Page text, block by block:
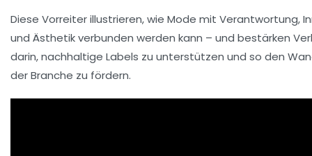
Diese Vorreiter illustrieren, wie Mode mit Verantwortung,
und Ästhetik verbunden werden kann – und bestärken
darin, nachhaltige Labels zu unterstützen und so den
der Branche zu fördern.